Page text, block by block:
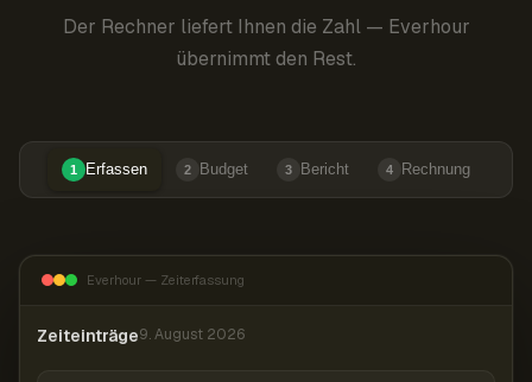
Der Rechner liefert Ihnen die Zahl — Everhour
übernimmt den Rest.
1 Erfassen 2 Budget 3 Bericht 4 Rechnung
Everhour — Zeiterfassung
Zeiteinträge9. August 2026